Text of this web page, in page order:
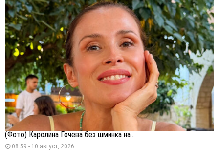
(Фото) Каролина Гочева без шминка на...
08:59 - 10 август, 2026